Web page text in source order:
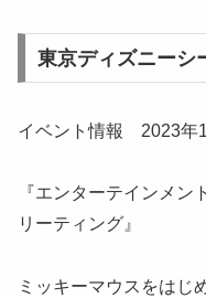
東京ディズニー
イベント情報 2023年
『エンターテインメ
リーティング』
ミッキーマウスをはじ